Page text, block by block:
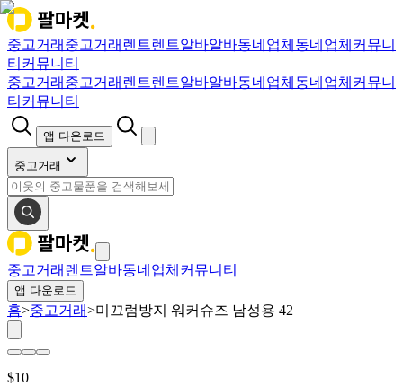
중고거래 중고거래 렌트렌트알바알바동네업체 동네업체 커뮤니
티 커뮤니티
중고거래 중고거래 렌트렌트알바알바동네업체 동네업체 커뮤니
티 커뮤니티
앱 다운로드
중고거래
중고거래 렌트알바동네업체 커뮤니티
앱 다운로드
홈>중고거래>미끄럼방지 워커슈즈 남성용 42
$10